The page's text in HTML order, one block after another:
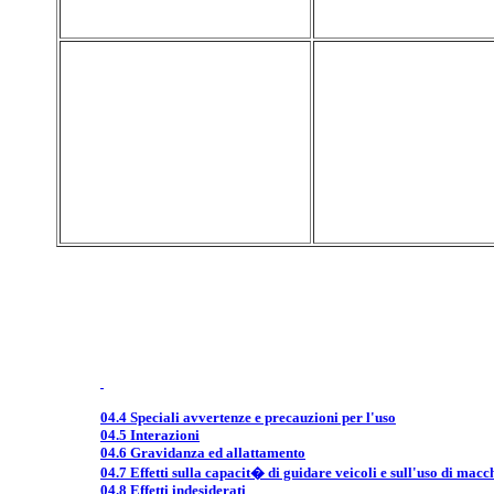
04.4 Speciali avvertenze e precauzioni per l'uso
04.5 Interazioni
04.6 Gravidanza ed allattamento
04.7 Effetti sulla capacit� di guidare veicoli e sull'uso di
04.8 Effetti indesiderati